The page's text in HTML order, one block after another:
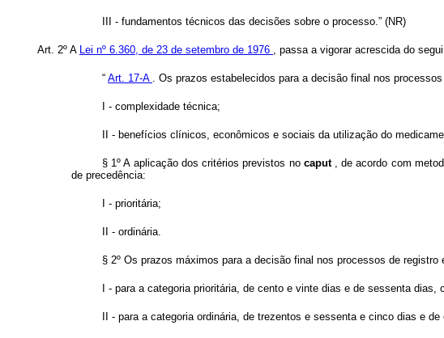
III - fundamentos técnicos das decisões sobre o processo.” (NR)
Art. 2º A Lei nº 6.360, de 23 de setembro de 1976 , passa a vigorar acrescida do
“ Art. 17-A . Os prazos estabelecidos para a decisão final nos
I - complexidade técnica;
II - benefícios clínicos, econômicos e sociais da utilização do
§ 1º A aplicação dos critérios previstos no caput , de acordo com
de precedência:
I - prioritária;
II - ordinária.
§ 2º Os prazos máximos para a decisão final nos processos de
I - para a categoria prioritária, de cento e vinte dias e de sessenta
II - para a categoria ordinária, de trezentos e sessenta e cinco dias e